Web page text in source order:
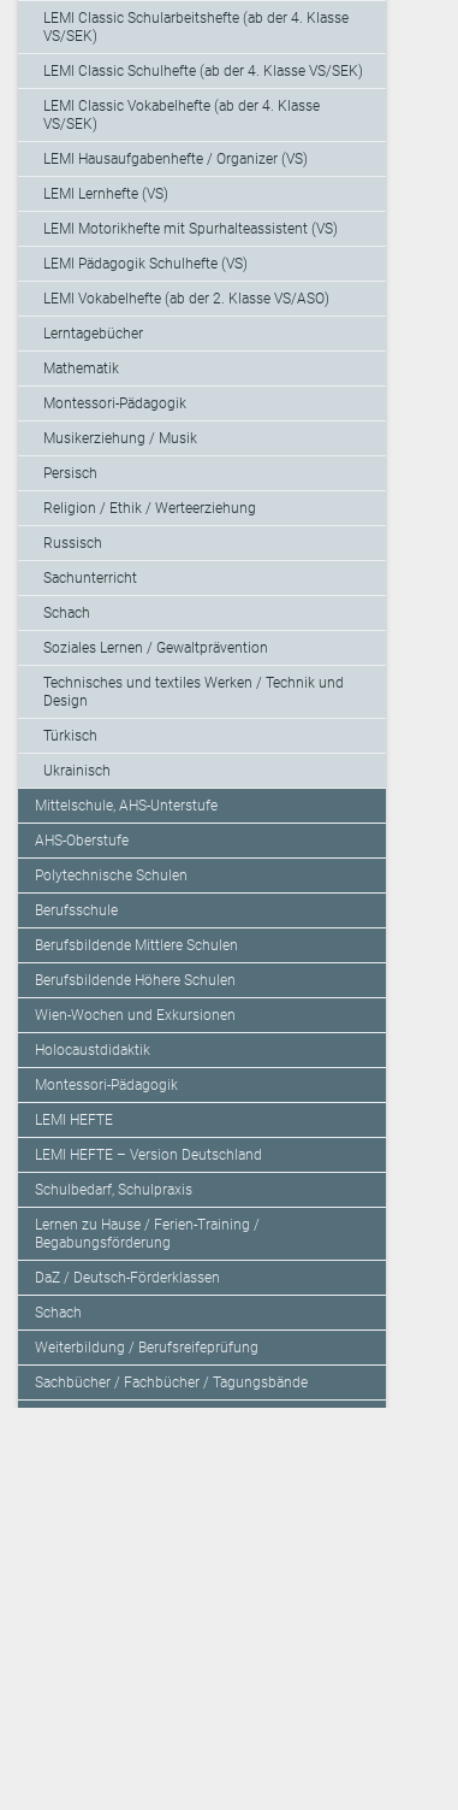
LEMI Classic Schularbeitshefte (ab der 4. Klasse
VS/SEK)
LEMI Classic Schulhefte (ab der 4. Klasse VS/SEK)
LEMI Classic Vokabelhefte (ab der 4. Klasse
VS/SEK)
LEMI Hausaufgabenhefte / Organizer (VS)
LEMI Lernhefte (VS)
LEMI Motorikhefte mit Spurhalteassistent (VS)
LEMI Pädagogik Schulhefte (VS)
LEMI Vokabelhefte (ab der 2. Klasse VS/ASO)
Lerntagebücher
Mathematik
Montessori-Pädagogik
Musikerziehung / Musik
Persisch
Religion / Ethik / Werteerziehung
Russisch
Sachunterricht
Schach
Soziales Lernen / Gewaltprävention
Technisches und textiles Werken / Technik und
Design
Türkisch
Ukrainisch
Mittelschule, AHS-Unterstufe
AHS-Oberstufe
Polytechnische Schulen
Berufsschule
Berufsbildende Mittlere Schulen
Berufsbildende Höhere Schulen
Wien-Wochen und Exkursionen
Holocaustdidaktik
Montessori-Pädagogik
LEMI HEFTE
LEMI HEFTE – Version Deutschland
Schulbedarf, Schulpraxis
Lernen zu Hause / Ferien-Training /
Begabungsförderung
DaZ / Deutsch-Förderklassen
Schach
Weiterbildung / Berufsreifeprüfung
Sachbücher / Fachbücher / Tagungsbände